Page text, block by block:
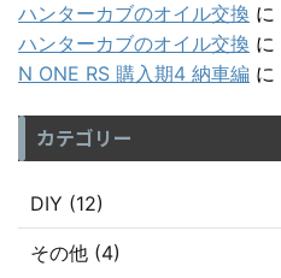
ハンターカブのオイル交換 に
ハンターカブのオイル交換 に
N ONE RS 購入期4 納車編 に
カテゴリー
DIY (12)
その他 (4)